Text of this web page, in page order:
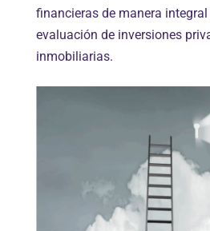
financieras de manera
evaluación de inversiones
inmobiliarias.